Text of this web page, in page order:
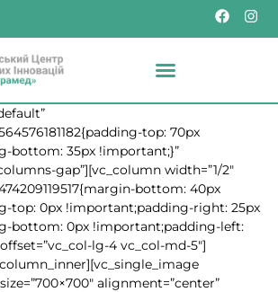
top: 70px
bottom: 35px !important;}”
gap”][vc_column width=”1/2″
bottom: 40px
top: 0px !important;padding-right: 25px
bottom: 0px !important;padding-left:
lg-4 vc_col-md-5″]
alignment=”center”